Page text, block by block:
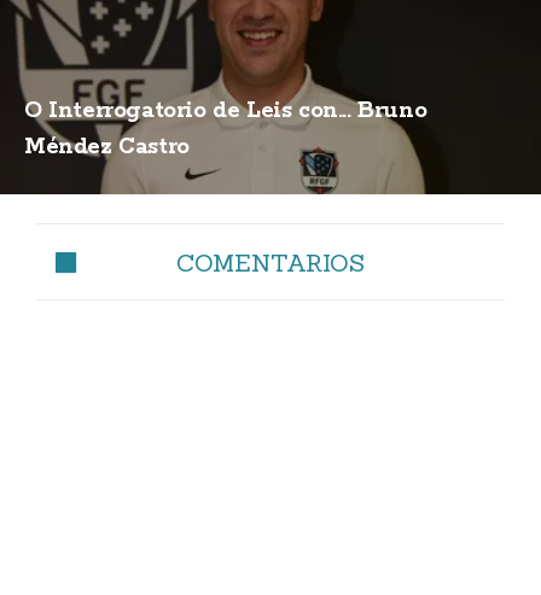
O Interrogatorio de Leis con... Bruno
Méndez Castro
COMENTARIOS